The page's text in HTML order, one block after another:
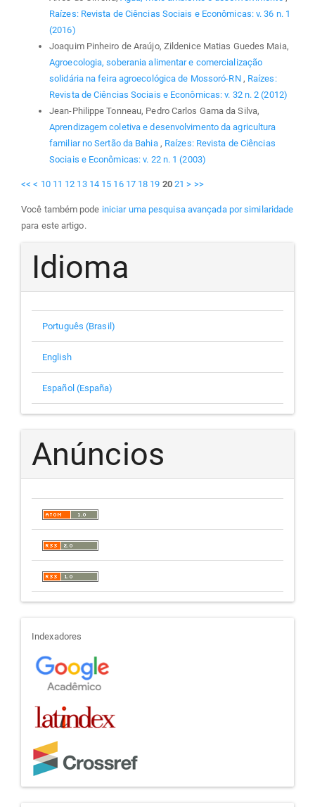
Raízes: Revista de Ciências Sociais e Econômicas: v. 36 n. 1
(2016)
Joaquim Pinheiro de Araújo, Zildenice Matias Guedes Maia,
Agroecologia, soberania alimentar e comercialização
solidária na feira agroecológica de Mossoró-RN , Raízes:
Revista de Ciências Sociais e Econômicas: v. 32 n. 2 (2012)
Jean-Philippe Tonneau, Pedro Carlos Gama da Silva,
Aprendizagem coletiva e desenvolvimento da agricultura
familiar no Sertão da Bahia , Raízes: Revista de Ciências
Sociais e Econômicas: v. 22 n. 1 (2003)
<< < 10 11 12 13 14 15 16 17 18 19 20 21 > >>
Você também pode iniciar uma pesquisa avançada por similaridade
para este artigo.
Idioma
Português (Brasil)
English
Español (España)
Anúncios
indexadores
Indexadores